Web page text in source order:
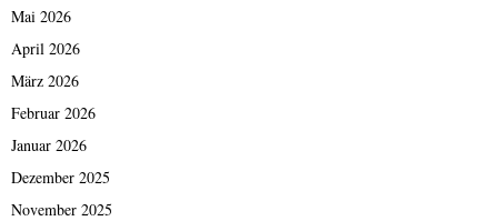
Mai 2026
April 2026
März 2026
Februar 2026
Januar 2026
Dezember 2025
November 2025